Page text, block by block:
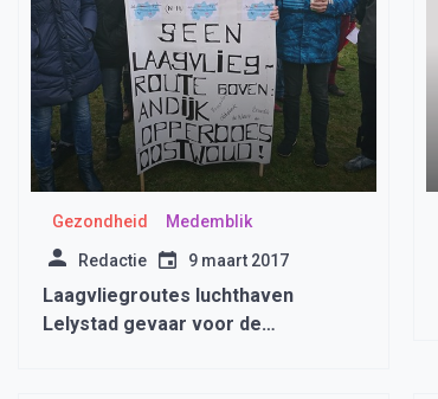
Gezondheid Medemblik
Redactie 9 maart 2017
Laagvliegroutes luchthaven
Lelystad gevaar voor de